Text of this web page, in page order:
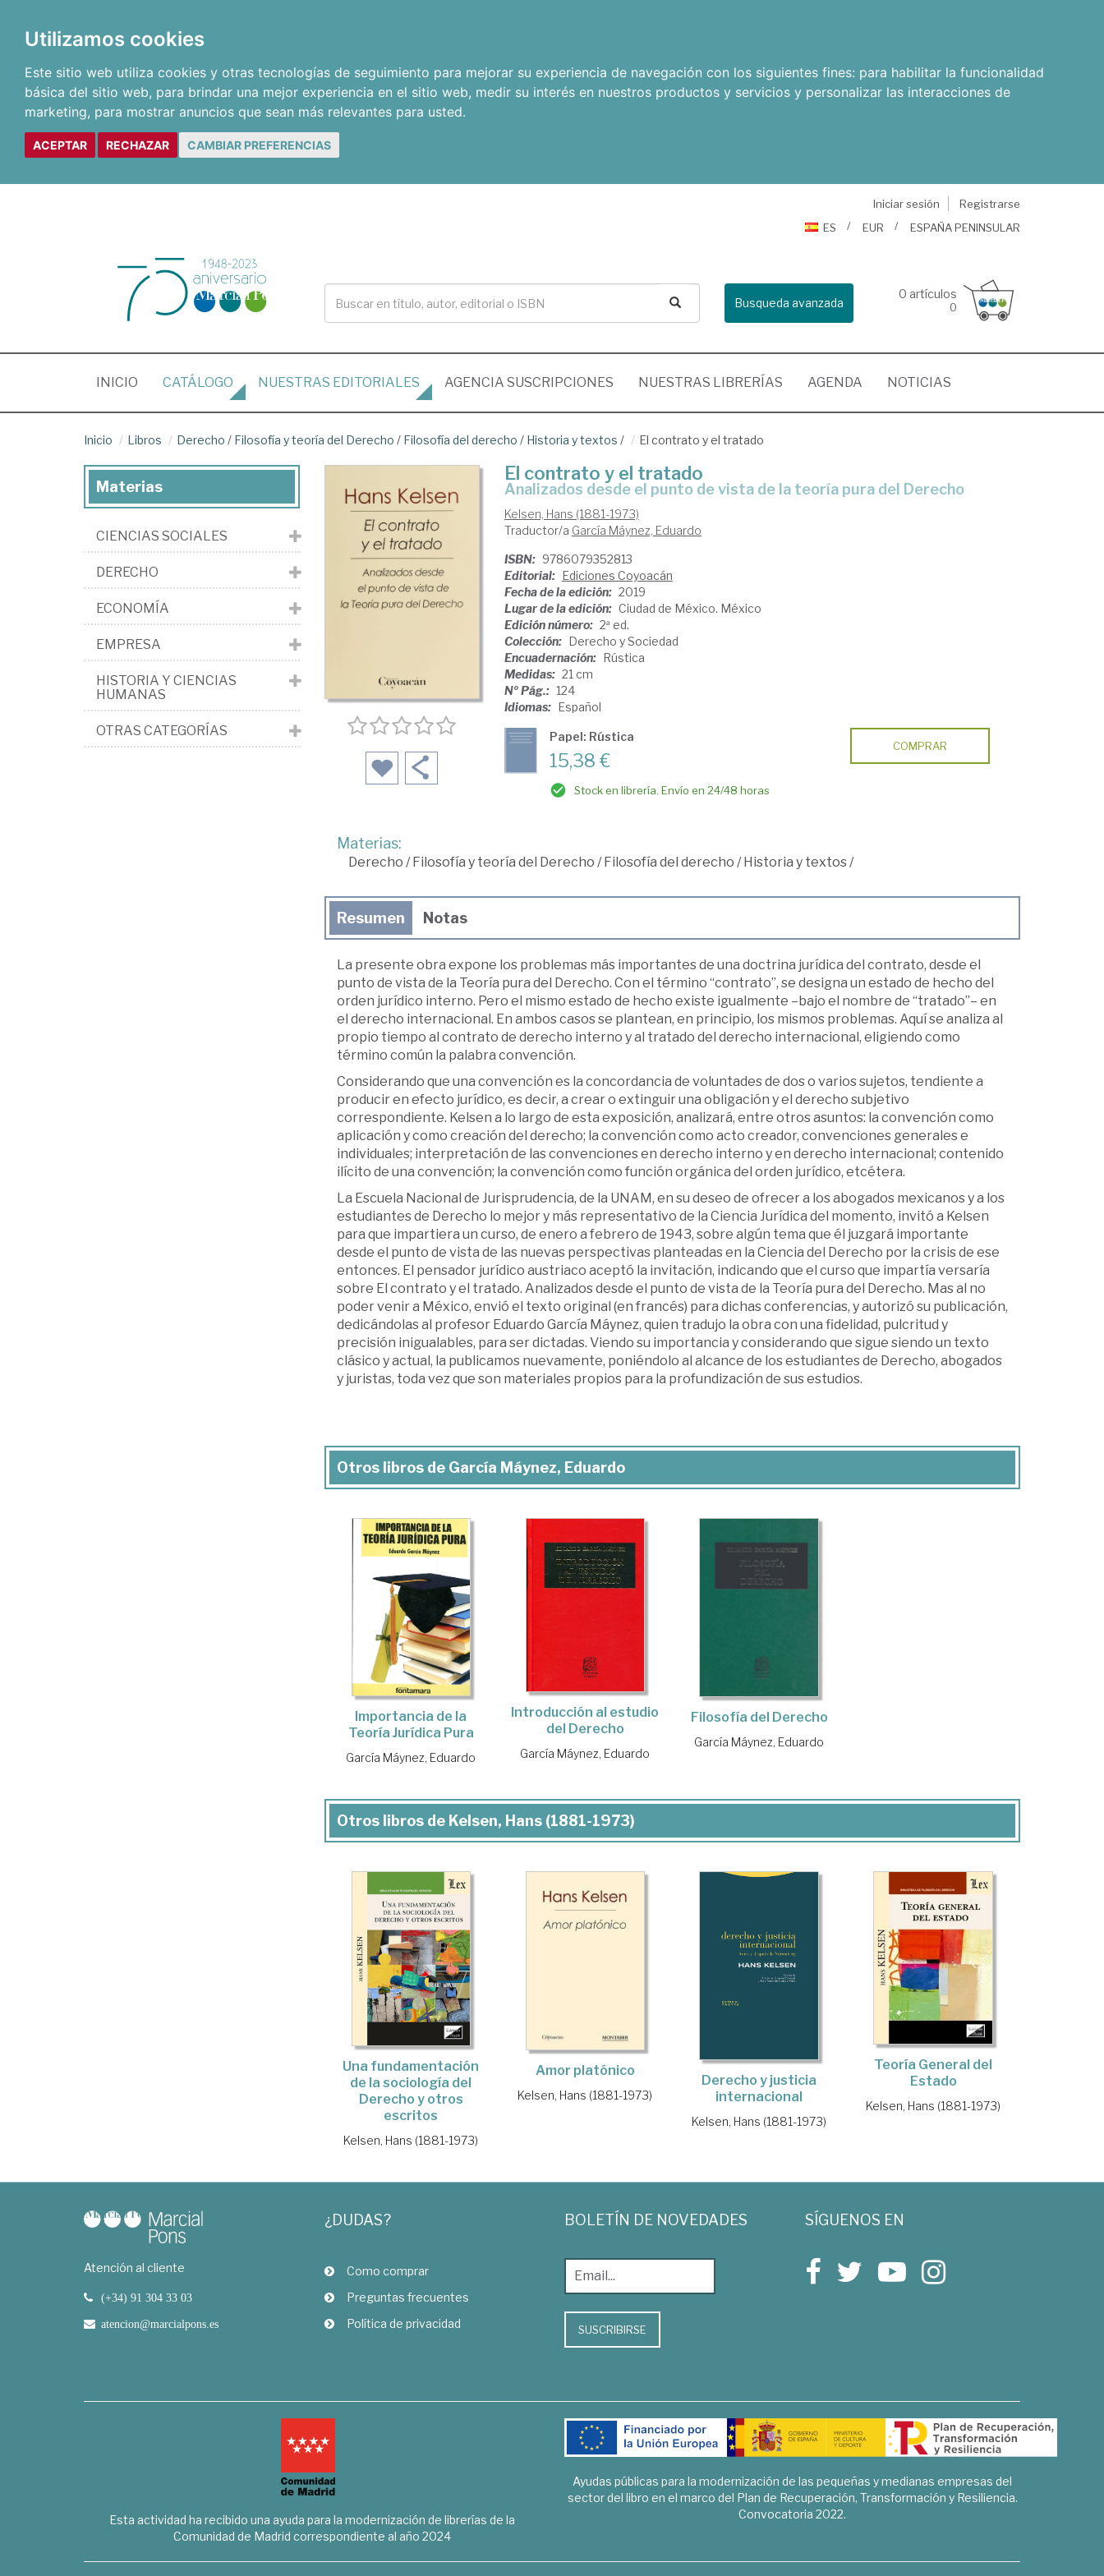
Utilizamos cookies
Este sitio web utiliza cookies y otras tecnologías de seguimiento para mejorar su experiencia de navegación con los siguientes fines: para habilitar la funcionalidad
básica del sitio web, para brindar una mejor experiencia en el sitio web, medir su interés en nuestros productos y servicios y personalizar las interacciones de
marketing, para mostrar anuncios que sean más relevantes para usted.
ACEPTAR RECHAZAR CAMBIAR PREFERENCIAS
Iniciar sesión
Registrarse
ES
EUR ESPAÑA PENINSULAR
Busqueda avanzada
0 artículos
0
INICIO (CURRENT)
CATÁLOGO NUESTRAS EDITORIALES AGENCIA SUSCRIPCIONES NUESTRAS LIBRERÍAS AGENDA NOTICIAS
Inicio Libros Derecho / Filosofía y teoría del Derecho / Filosofía del derecho / Historia y textos / El contrato y el tratado
El contrato y el tratado
analizados desde el punto de vista de la teoría pura del Derecho
Kelsen, Hans (1881-1973)
Traductor/a García Máynez, Eduardo
ISBN: 9786079352813
Editorial: Ediciones Coyoacán
Fecha de la edición: 2019
Lugar de la edición: Ciudad de México. México
Edición número: 2ª ed.
Colección: Derecho y Sociedad
Encuadernación: Rústica
Medidas: 21 cm
Nº Pág.: 124
Idiomas: Español
Papel: Rústica
15,38 €
Stock en librería. Envío en 24/48 horas
COMPRAR
Materias:
Derecho /Filosofía y teoría del Derecho /Filosofía del derecho /Historia y textos/
Resumen Notas
La presente obra expone los problemas más importantes de una doctrina jurídica del contrato, desde el
punto de vista de la Teoría pura del Derecho. Con el término “contrato”, se designa un estado de hecho del
orden jurídico interno. Pero el mismo estado de hecho existe igualmente –bajo el nombre de “tratado”– en
el derecho internacional. En ambos casos se plantean, en principio, los mismos problemas. Aquí se analiza al
propio tiempo al contrato de derecho interno y al tratado del derecho internacional, eligiendo como
término común la palabra convención.
Considerando que una convención es la concordancia de voluntades de dos o varios sujetos, tendiente a
producir en efecto jurídico, es decir, a crear o extinguir una obligación y el derecho subjetivo
correspondiente. Kelsen a lo largo de esta exposición, analizará, entre otros asuntos: la convención como
aplicación y como creación del derecho; la convención como acto creador, convenciones generales e
individuales; interpretación de las convenciones en derecho interno y en derecho internacional; contenido
ilícito de una convención; la convención como función orgánica del orden jurídico, etcétera.
La Escuela Nacional de Jurisprudencia, de la UNAM, en su deseo de ofrecer a los abogados mexicanos y a los
estudiantes de Derecho lo mejor y más representativo de la Ciencia Jurídica del momento, invitó a Kelsen
para que impartiera un curso, de enero a febrero de 1943, sobre algún tema que él juzgará importante
desde el punto de vista de las nuevas perspectivas planteadas en la Ciencia del Derecho por la crisis de ese
entonces. El pensador jurídico austriaco aceptó la invitación, indicando que el curso que impartía versaría
sobre El contrato y el tratado. Analizados desde el punto de vista de la Teoría pura del Derecho. Mas al no
poder venir a México, envió el texto original (en francés) para dichas conferencias, y autorizó su publicación,
dedicándolas al profesor Eduardo García Máynez, quien tradujo la obra con una fidelidad, pulcritud y
precisión inigualables, para ser dictadas. Viendo su importancia y considerando que sigue siendo un texto
clásico y actual, la publicamos nuevamente, poniéndolo al alcance de los estudiantes de Derecho, abogados
y juristas, toda vez que son materiales propios para la profundización de sus estudios.
Otros libros de García Máynez, Eduardo
Importancia de la
Teoría Jurídica Pura
García Máynez, Eduardo
Introducción al estudio
del Derecho
García Máynez, Eduardo
Filosofía del Derecho
García Máynez, Eduardo
Otros libros de Kelsen, Hans (1881-1973)
Una fundamentación
de la sociología del
Derecho y otros
escritos
Kelsen, Hans (1881-1973)
Amor platónico
Kelsen, Hans (1881-1973)
Derecho y justicia
internacional
Kelsen, Hans (1881-1973)
Teoría General del
Estado
Kelsen, Hans (1881-1973)
Materias
CIENCIAS SOCIALES
DERECHO
ECONOMÍA
EMPRESA
HISTORIA Y CIENCIAS
HUMANAS
OTRAS CATEGORÍAS
Atención al cliente
(+34) 91 304 33 03
atencion@marcialpons.es
¿DUDAS?
Como comprar
Preguntas frecuentes
Política de privacidad
BOLETÍN DE NOVEDADES
SUSCRIBIRSE
SÍGUENOS EN
Esta actividad ha recibido una ayuda para la modernización de librerías de la
Comunidad de Madrid correspondiente al año 2024
Ayudas públicas para la modernización de las pequeñas y medianas empresas del
sector del libro en el marco del Plan de Recuperación, Transformación y Resiliencia.
Convocatoria 2022.